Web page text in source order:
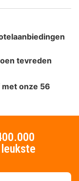
tevreden
onze 56